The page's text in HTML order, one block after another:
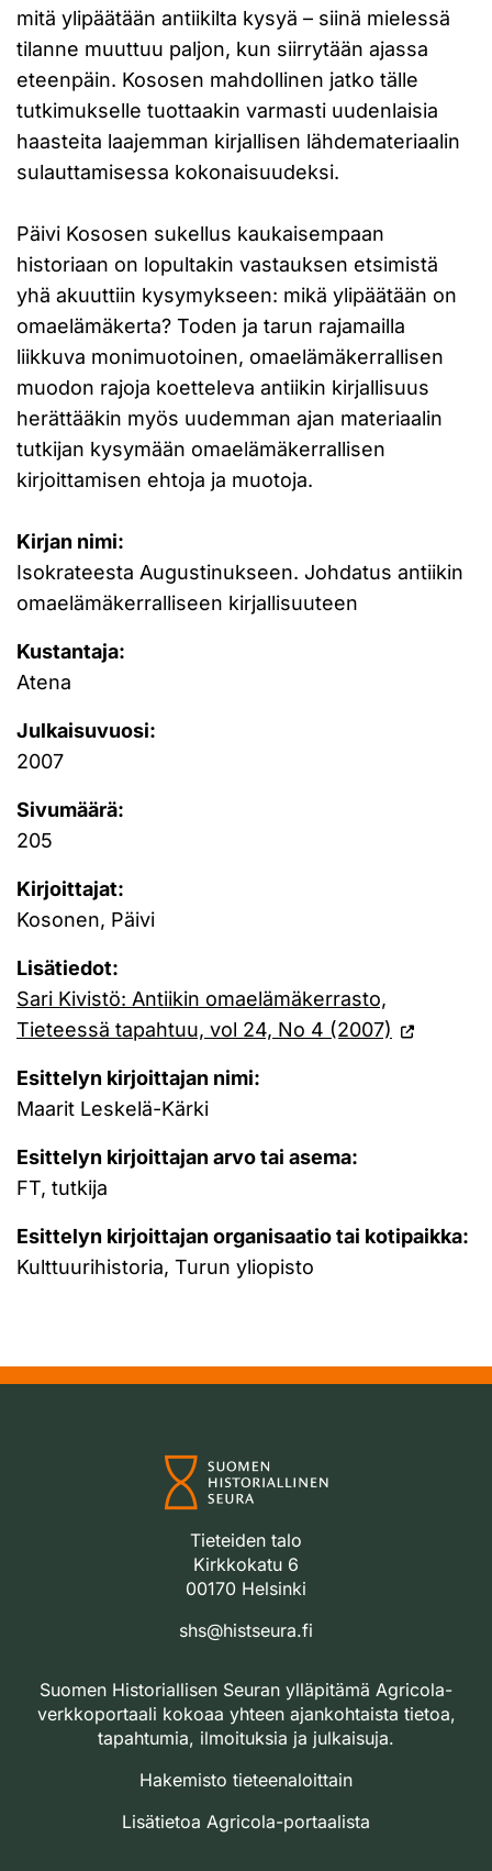
mitä ylipäätään antiikilta kysyä – siinä mielessä
tilanne muuttuu paljon, kun siirrytään ajassa
eteenpäin. Kososen mahdollinen jatko tälle
tutkimukselle tuottaakin varmasti uudenlaisia
haasteita laajemman kirjallisen lähdemateriaalin
sulauttamisessa kokonaisuudeksi.
Päivi Kososen sukellus kaukaisempaan
historiaan on lopultakin vastauksen etsimistä
yhä akuuttiin kysymykseen: mikä ylipäätään on
omaelämäkerta? Toden ja tarun rajamailla
liikkuva monimuotoinen, omaelämäkerrallisen
muodon rajoja koetteleva antiikin kirjallisuus
herättääkin myös uudemman ajan materiaalin
tutkijan kysymään omaelämäkerrallisen
kirjoittamisen ehtoja ja muotoja.
Kirjan nimi:
Isokrateesta Augustinukseen. Johdatus antiikin
omaelämäkerralliseen kirjallisuuteen
Kustantaja:
Atena
Julkaisuvuosi:
2007
Sivumäärä:
205
Kirjoittajat:
Kosonen, Päivi
Lisätiedot:
Sari Kivistö: Antiikin omaelämäkerrasto,
Tieteessä tapahtuu, vol 24, No 4 (2007)
Esittelyn kirjoittajan nimi:
Maarit Leskelä-Kärki
Esittelyn kirjoittajan arvo tai asema:
FT, tutkija
Esittelyn kirjoittajan organisaatio tai kotipaikka:
Kulttuurihistoria, Turun yliopisto
Tieteiden talo
Kirkkokatu 6
00170 Helsinki
shs@histseura.fi
Suomen Historiallisen Seuran ylläpitämä Agricola-
verkkoportaali kokoaa yhteen ajankohtaista tietoa,
tapahtumia, ilmoituksia ja julkaisuja.
Hakemisto tieteenaloittain
Lisätietoa Agricola-portaalista